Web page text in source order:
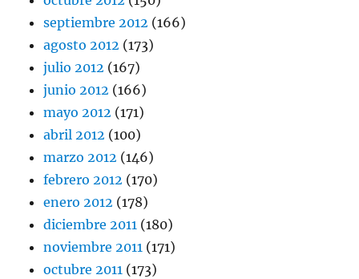
septiembre 2012 (166)
agosto 2012 (173)
julio 2012 (167)
junio 2012 (166)
mayo 2012 (171)
abril 2012 (100)
marzo 2012 (146)
febrero 2012 (170)
enero 2012 (178)
diciembre 2011 (180)
noviembre 2011 (171)
octubre 2011 (173)